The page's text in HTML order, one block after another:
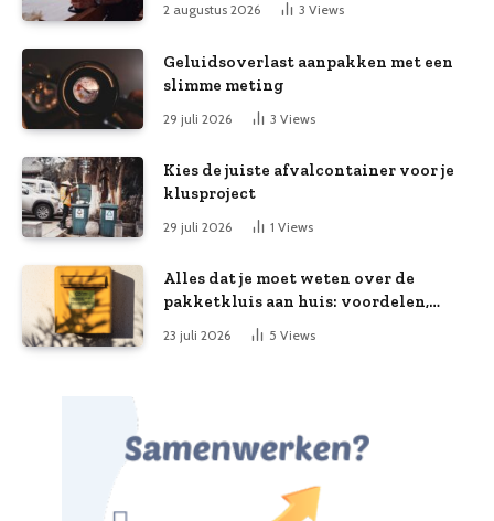
2 augustus 2026 3 Views
Geluidsoverlast aanpakken met een
slimme meting
29 juli 2026 3 Views
Kies de juiste afvalcontainer voor je
klusproject
29 juli 2026 1 Views
Alles dat je moet weten over de
pakketkluis aan huis: voordelen,
kooptips en belang
23 juli 2026 5 Views